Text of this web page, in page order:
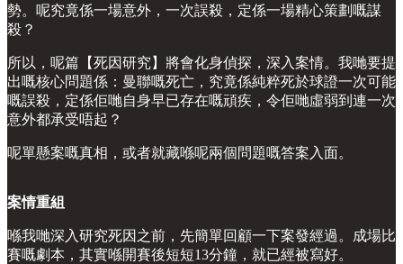
勢。呢究竟係一場意外，一次誤殺，定係一場精心策劃嘅謀
殺？
所以，呢篇【死因研究】將會化身偵探，深入案情。我哋要提
出嘅核心問題係：曼聯嘅死亡，究竟係純粹死於球證一次可能
嘅誤殺，定係佢哋自身早已存在嘅頑疾，令佢哋虛弱到連一次
意外都承受唔起？
呢單懸案嘅真相，或者就藏喺呢兩個問題嘅答案入面。
案情重組
喺我哋深入研究死因之前，先簡單回顧一下案發經過。成場比
賽嘅劇本，其實喺開賽後短短13分鐘，就已經被寫好。